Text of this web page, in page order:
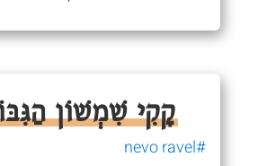
קָקִי שִׁמְשׁוֹן
#nevo ravel